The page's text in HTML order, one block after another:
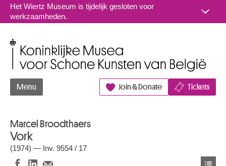
Naar inhoud
Het Wiertz Museum is tijdelijk gesloten voor
werkzaamheden.
Menu Join & Donate Tickets
Marcel Broodthaers
Vork
(1974) — Inv. 9554 / 17